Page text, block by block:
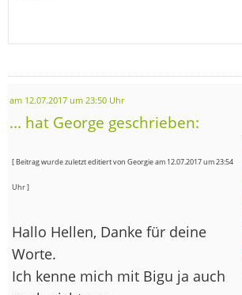
am 12.07.2017 um 23:50 Uhr
... hat George geschrieben:
[ Beitrag wurde zuletzt editiert von Georgie am 12.07.2017 um 23:54
Uhr ]
Hallo Hellen, Danke für deine
Worte.
Ich kenne mich mit Bigu ja auch